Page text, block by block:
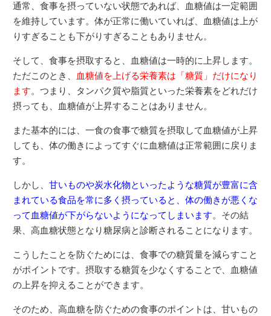
通常、食事を摂っていない状態であれば、血糖値は一定範囲
を維持しています。体が正常に働いていれば、血糖値は上が
りすぎることも下がりすぎることもありません。
そして、食事を摂取すると、血糖値は一時的に上昇します。
ただこのとき、
血糖値を上げる栄養素は「糖質」だけになり
ます。つまり、タンパク質や脂質といった栄養素をどれだけ
摂っても、血糖値が上昇することはありません。
また基本的には、一食の食事で糖質を摂取して血糖値が上昇
しても、体の働きによってすぐに血糖値は正常範囲に戻りま
す。
しかし、甘いものや炭水化物といったような糖質が豊富に含
まれている食品を常に多く摂っていると、体の働きが悪くな
って血糖値が下がらないようになってしまいます。その結
果、高血糖状態となり糖尿病と診断されることになります。
こうしたことを防ぐためには、食事での糖質量を減らすこと
がポイントです。摂取する糖質を少なくすることで、血糖値
の上昇を抑えることができます。
そのため、高血糖を防ぐための食事のポイントは、甘いもの